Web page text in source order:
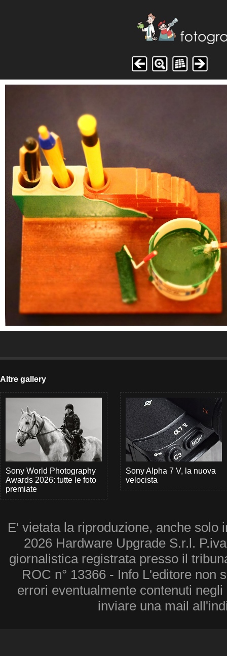
Altre gallery
Sony World Photography
Awards 2026: tutte le foto
premiate
Sony Alpha 7 V, la nuova
velocista
E' vietata la riproduzione, anche solo
2026 Hardware Upgrade S.r.l.
giornalistica registrata presso il
ROC n° 13366 - Info L'editore non
errori eventualmente contenuti
inviare una mail